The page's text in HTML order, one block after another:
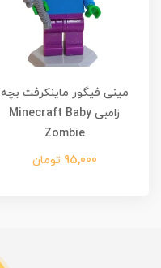
مینی فیگور ماینکرفت بچه
زامبی Minecraft Baby
Zombie
95,000 تومان